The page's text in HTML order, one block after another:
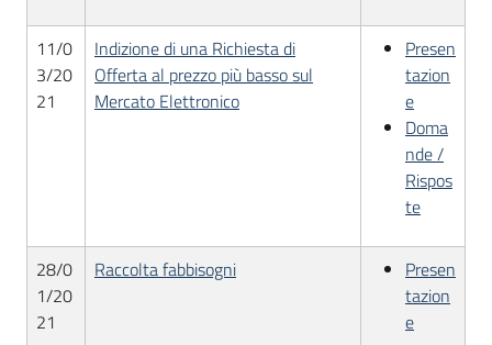
11/0
3/20
21
Indizione di una Richiesta di
Offerta al prezzo più basso sul
Mercato Elettronico
Presen
tazion
e
Doma
nde /
Rispos
te
28/0
1/20
21
Raccolta fabbisogni
Presen
tazion
e